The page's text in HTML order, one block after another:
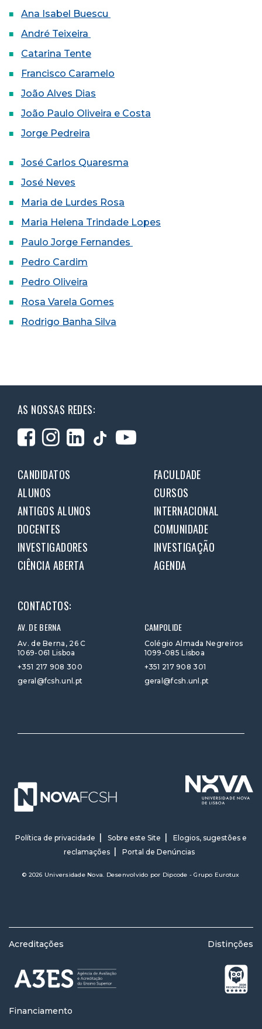
Ana Isabel Buescu
André Teixeira
Catarina Tente
Francisco Caramelo
João Alves Dias
João Paulo Oliveira e Costa
Jorge Pedreira
José Carlos Quaresma
José Neves
Maria de Lurdes Rosa
Maria Helena Trindade Lopes
Paulo Jorge Fernandes
Pedro Cardim
Pedro Oliveira
Rosa Varela Gomes
Rodrigo Banha Silva
AS NOSSAS REDES:
CANDIDATOS
FACULDADE
ALUNOS
CURSOS
ANTIGOS ALUNOS
INTERNACIONAL
DOCENTES
COMUNIDADE
INVESTIGADORES
INVESTIGAÇÃO
CIÊNCIA ABERTA
AGENDA
CONTACTOS:
AV. DE BERNA
Av. de Berna, 26 C
1069-061 Lisboa
+351 217 908 300
geral@fcsh.unl.pt
CAMPOLIDE
Colégio Almada Negreiros
1099-085 Lisboa
+351 217 908 301
geral@fcsh.unl.pt
Política de privacidade Sobre este Site
Elogios, sugestões e
reclamações
Portal de Denúncias
© 2026 Universidade Nova. Desenvolvido por Dipcode - Grupo Eurotux
Acreditações Distinções
Financiamento